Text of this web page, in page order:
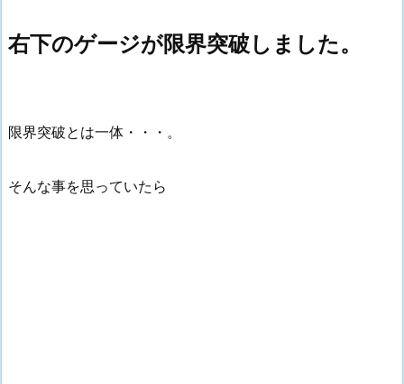
右下のゲージが限界突破しました。
限界突破とは一体・・・。
そんな事を思っていたら